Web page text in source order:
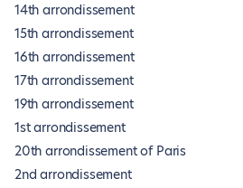
14th arrondissement
15th arrondissement
16th arrondissement
17th arrondissement
19th arrondissement
1st arrondissement
20th arrondissement of Paris
2nd arrondissement